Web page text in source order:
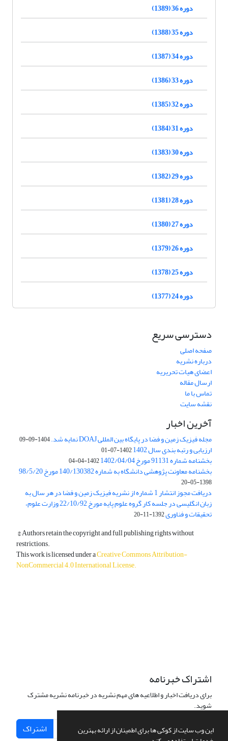
این وب سایت از کوکی ها برای اطمینان از ارائه بهترین
دوره 36 (1389)
دوره 35 (1388)
دوره 34 (1387)
دوره 33 (1386)
دوره 32 (1385)
دوره 31 (1384)
دوره 30 (1383)
دوره 29 (1382)
دوره 28 (1381)
دوره 27 (1380)
دوره 26 (1379)
دوره 25 (1378)
دوره 24 (1377)
دسترسی سریع
صفحه اصلی
درباره نشریه
اعضای هیات تحریریه
ارسال مقاله
تماس با ما
نقشه سایت
آخرین اخبار
مجله فیزیک زمین و فضا در پایگاه بین المللی DOAJ نمایه شد. 1404-09-09
ارزیابی و رتبه بندی سال 1402 1402-07-01
بخشنامه شماره 91131 مورخ 1402/04/04 1402-04-04
بخشنامه معاونت پژوهشی دانشگاه به شماره 140/130382 مورخ 98/5/20
1398-05-20
دریافت مجوز انتشار 1 شماره از نشریه فیزیک زمین و فضا در هر سال به
زبان انگلیسی در جلسه کار گروه علوم پایه مورخ 22/10/92 وزارت علوم،
تحقیقات و فناوری1392-11-20
© Authors retain the copyright and full publishing rights without
restrictions.
This work is licensed under aCreative Commons Attribution-
NonCommercial 4.0 International License.
اشتراک خبرنامه
برای دریافت اخبار و اطلاعیه های مهم نشریه در خبرنامه نشریه مشترک
شوید.
اشتراک